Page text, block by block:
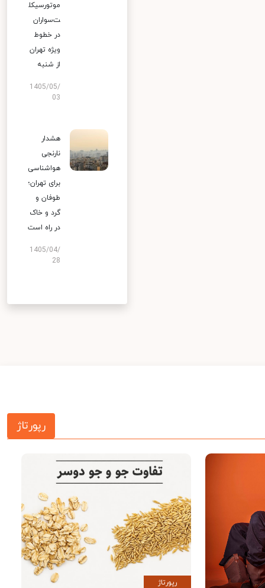
موتورسیکل
ت‌سواران
در خطوط
ویژه تهران
از شنبه
1405/05/
03
هشدار
نارنجی
هواشناسی
برای تهران؛
طوفان و
گرد و خاک
در راه است
1405/04/
28
رپورتاژ
رپورتاژ